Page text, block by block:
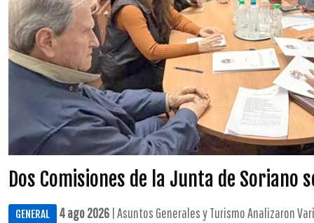
Dos Comisiones de la Junta de Soriano
GENERAL 4 ago 2026 | Asuntos Generales y Turismo Analizaron